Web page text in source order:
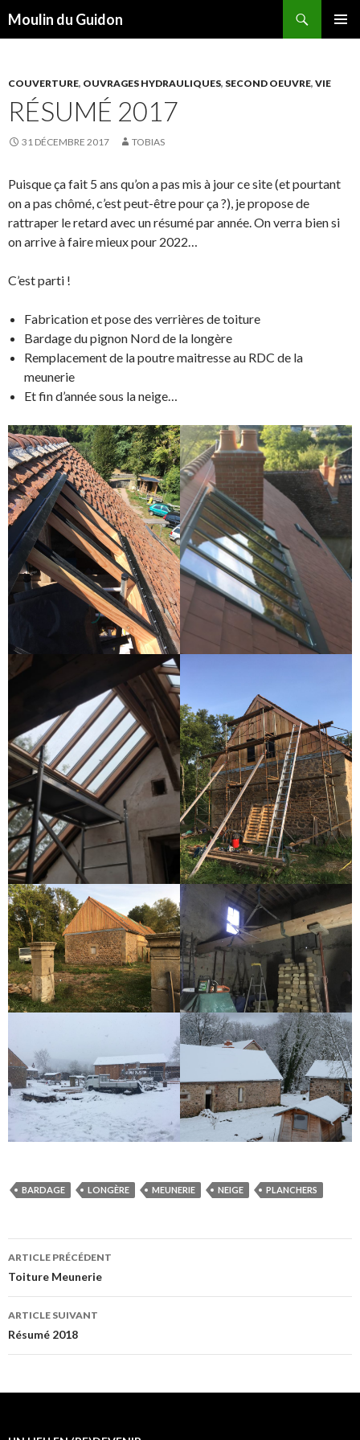
Moulin du Guidon
COUVERTURE, OUVRAGES HYDRAULIQUES, SECOND OEUVRE, VIE
RÉSUMÉ 2017
31 DÉCEMBRE 2017 TOBIAS
Puisque ça fait 5 ans qu’on a pas mis à jour ce site (et pourtant
on a pas chômé, c’est peut-être pour ça ?), je propose de
rattraper le retard avec un résumé par année. On verra bien si
on arrive à faire mieux pour 2022…
C’est parti !
Fabrication et pose des verrières de toiture
Bardage du pignon Nord de la longère
Remplacement de la poutre maitresse au RDC de la
meunerie
Et fin d’année sous la neige…
BARDAGE LONGÈRE MEUNERIE NEIGE PLANCHERS
Navigation
des
articles
ARTICLE PRÉCÉDENT
Toiture Meunerie
ARTICLE SUIVANT
Résumé 2018